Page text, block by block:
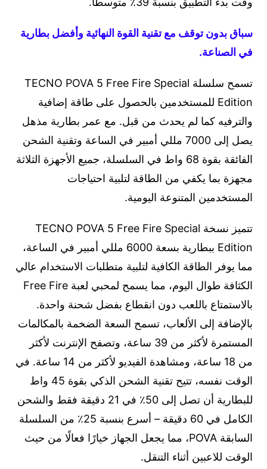
سباق بدون توقف مع تقنية القوة النهائية وأفضل بطارية
في الصناعة.
تسمح سلسلة TECNO POVA 5 Free Fire Special
Edition للمستخدمين بالحصول على طاقة إضافية
والترفيه كما لم يحدث من قبل. مع عمر بطارية مذهل
يصل إلى 7000 مللي أمبير في الساعة وتقنية الشحن
الفائقة بقوة 68 واط في السلسلة، جميع الأجهزة الثلاثة
مجهزة بما يكفي من الطاقة لتلبية احتياجات
المستخدمين المتنوعة اليومية.
تتميز نسخة TECNO POVA 5 Free Fire Special
Edition ببطارية بسعة 6000 مللي أمبير في الساعة،
مما يوفر الطاقة الكافية لتلبية متطلبات الاستخدام عالي
الكثافة طوال اليوم، مما يسمح لمحبي لعبة Free Fire
بالاستمتاع باللعب دون انقطاع بفضل شحنة واحدة.
بالإضافة إلى الألعاب، تسمح السعة الضخمة بالمكالمات
المستمرة لأكثر من 39 ساعة، وتصفح الإنترنت لأكثر
من 18 ساعة، ومشاهدة الفيديو لأكثر من 14 ساعة. في
الوقت نفسه، تتيح تقنية الشحن الذكي بقوة 45 واط
للبطارية أن تصل إلى 50٪ في 21 دقيقة فقط والشحن
الكامل في 60 دقيقة – أسرع بنسبة 25٪ من السلسلة
السابقة POVA، مما يجعل الجهاز خيارًا فعالًا من حيث
الوقت للاعبين أثناء التنقل.